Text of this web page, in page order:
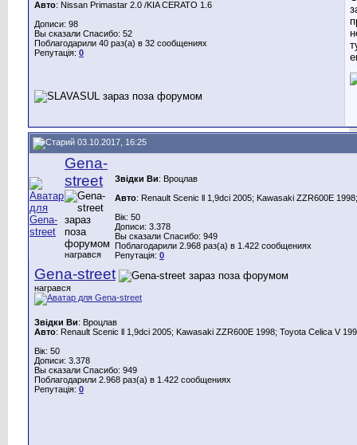
Авто: Nissan Primastar 2.0 /KIA CERATO 1.6
Дописи: 98
Вы сказали Спасибо: 52
Поблагодарили 40 раз(а) в 32 сообщениях
Репутація: 0
03.10.2017, 16:25
Gena-
street
награвся
Звідки Ви: Вроцлав
Авто: Renault Scenic ll 1,9dci 2005; Kawasaki ZZR600E
Вік: 50
Дописи: 3.378
Вы сказали Спасибо: 949
Поблагодарили 2.968 раз(а) в 1.422 сообщениях
Репутація: 0
Gena-street
награвся
Звідки Ви: Вроцлав
Авто: Renault Scenic ll 1,9dci 2005; Kawasaki ZZR600E 1998; Toyota Celica V
Вік: 50
Дописи: 3.378
Вы сказали Спасибо: 949
Поблагодарили 2.968 раз(а) в 1.422 сообщениях
Репутація: 0